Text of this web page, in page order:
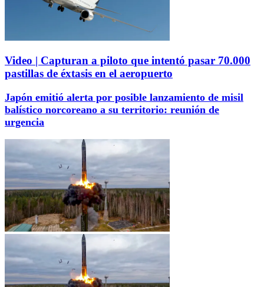
Video | Capturan a piloto que intentó pasar 70.000
pastillas de éxtasis en el aeropuerto
Japón emitió alerta por posible lanzamiento de misil
balístico norcoreano a su territorio: reunión de
urgencia